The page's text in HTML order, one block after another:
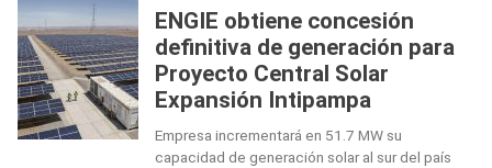
ENGIE obtiene concesión
definitiva de generación para
Proyecto Central Solar
Expansión Intipampa
Empresa incrementará en 51.7 MW su
capacidad de generación solar al sur del país